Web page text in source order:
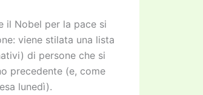
il Nobel per la pace si
viene stilata una lista
di persone che si
precedente (e, come
lunedì).